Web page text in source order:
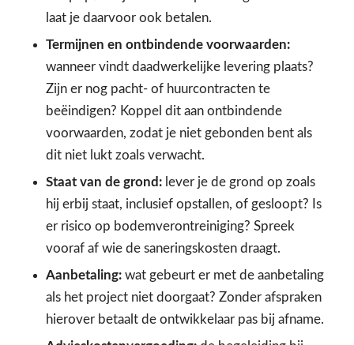
laat je daarvoor ook betalen.
Termijnen en ontbindende voorwaarden:
wanneer vindt daadwerkelijke levering plaats?
Zijn er nog pacht- of huurcontracten te
beëindigen? Koppel dit aan ontbindende
voorwaarden, zodat je niet gebonden bent als
dit niet lukt zoals verwacht.
Staat van de grond:lever je de grond op zoals
hij erbij staat, inclusief opstallen, of gesloopt? Is
er risico op bodemverontreiniging? Spreek
vooraf af wie de saneringskosten draagt.
Aanbetaling:wat gebeurt er met de aanbetaling
als het project niet doorgaat? Zonder afspraken
hierover betaalt de ontwikkelaar pas bij afname.